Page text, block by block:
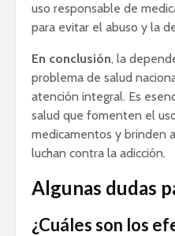
uso responsable de
para evitar el abuso y la
En conclusión, la
problema de salud
atención integral. Es
salud que fomenten el
medicamentos y brinden
luchan contra la adicción.
Algunas dudas
¿Cuáles son los